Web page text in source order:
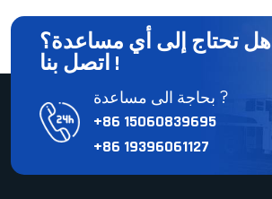
هل تحتاج إلى أي مساعدة؟
اتصل بنا !
بحاجة الى مساعدة ?
+86 15060839695
+86 19396061127